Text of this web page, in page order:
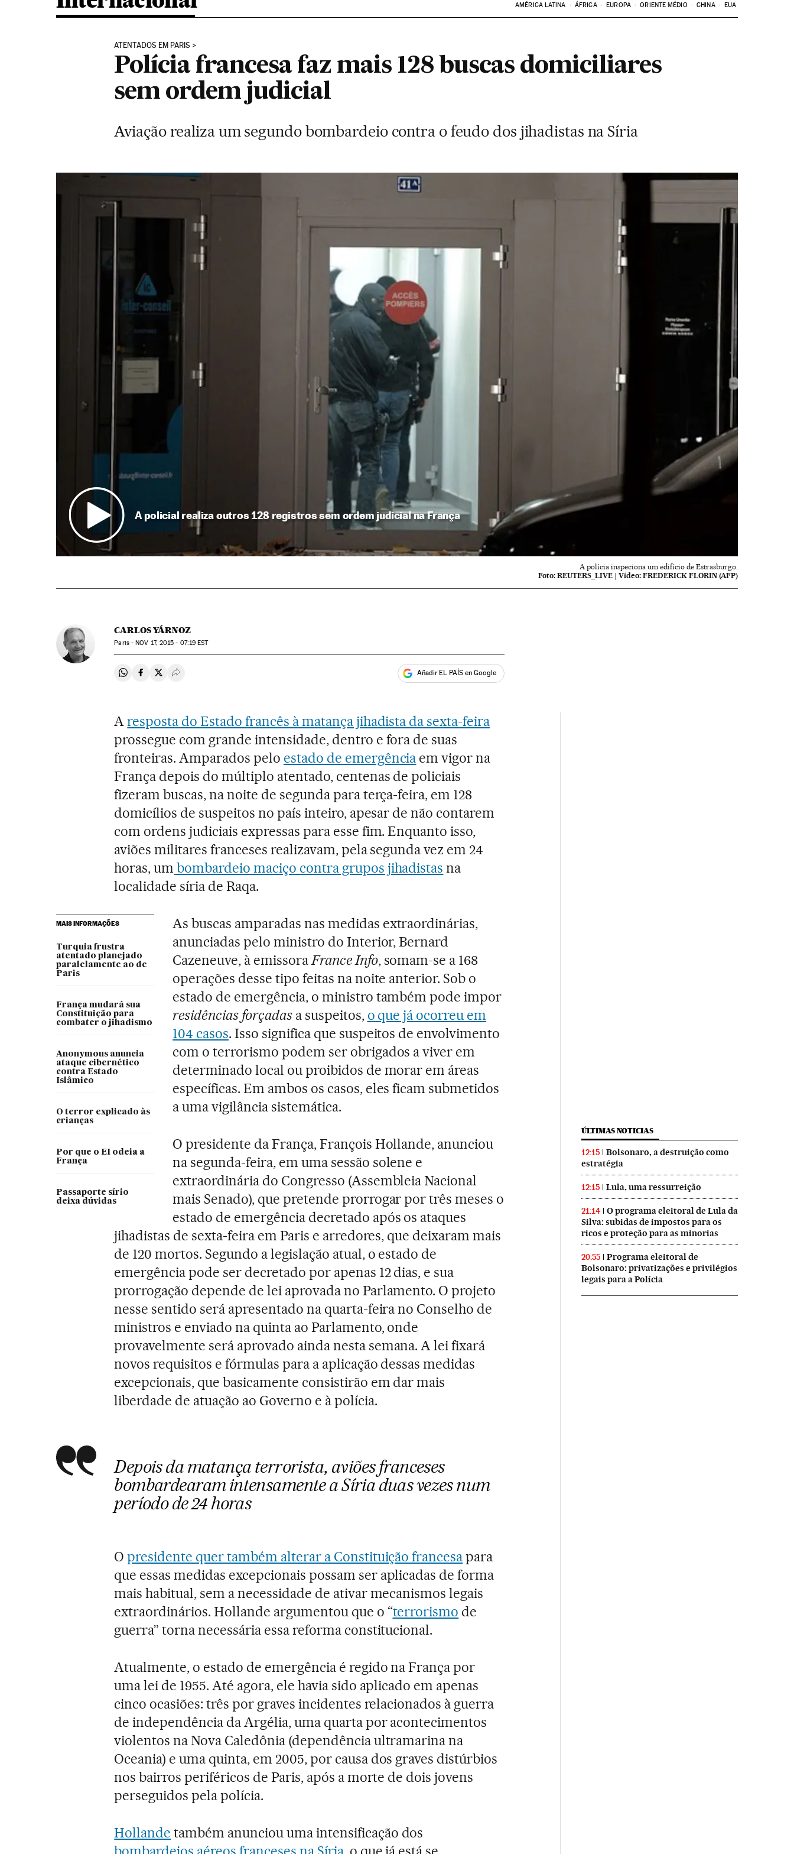
AMÉRICA LATINA ÁFRICA EUROPA ORIENTE MÉDIO CHINA EUA
ATENTADOS EM PARIS
Polícia francesa faz mais 128 buscas domiciliares
sem ordem judicial
Aviação realiza um segundo bombardeio contra o feudo dos jihadistas na Síria
A policial realiza outros 128 registros sem ordem judicial na França
A polícia inspeciona um edifício de Estrasburgo.
Foto: REUTERS_LIVE |Vídeo: FREDERICK FLORIN (AFP)
CARLOS YÁRNOZ
Paris -NOV 17, 2015 - 07:19 EST
Compartir en Whatsapp
Compartir en Facebook
Compartir en Twitter
Desplegar Redes Sociales Añadir EL PAÍS en Google
Aresposta do Estado francês à matança jihadista da sexta-feira
prossegue com grande intensidade, dentro e fora de suas
fronteiras. Amparados pelo estado de emergência em vigor na
França depois do múltiplo atentado, centenas de policiais
fizeram buscas, na noite de segunda para terça-feira, em 128
domicílios de suspeitos no país inteiro, apesar de não contarem
com ordens judiciais expressas para esse fim. Enquanto isso,
aviões militares franceses realizavam, pela segunda vez em 24
horas, um bombardeio maciço contra grupos jihadistas na
localidade síria de Raqa.
MAIS INFORMAÇÕES
Turquia frustra
atentado planejado
paralelamente ao de
Paris
França mudará sua
Constituição para
combater o jihadismo
Anonymous anuncia
ataque cibernético
contra Estado
Islâmico
O terror explicado às
crianças
Por que o EI odeia a
França
Passaporte sírio
deixa dúvidas
As buscas amparadas nas medidas extraordinárias,
anunciadas pelo ministro do Interior, Bernard
Cazeneuve, à emissoraFrance Info, somam-se a 168
operações desse tipo feitas na noite anterior. Sob o
estado de emergência, o ministro também pode impor
residências forçadasa suspeitos, o que já ocorreu em
104 casos. Isso significa que suspeitos de envolvimento
com o terrorismo podem ser obrigados a viver em
determinado local ou proibidos de morar em áreas
específicas. Em ambos os casos, eles ficam submetidos
a uma vigilância sistemática.
O presidente da França, François Hollande, anunciou
na segunda-feira, em uma sessão solene e
extraordinária do Congresso (Assembleia Nacional
mais Senado), que pretende prorrogar por três meses o
estado de emergência decretado após os ataques
jihadistas de sexta-feira em Paris e arredores, que deixaram mais
de 120 mortos. Segundo a legislação atual, o estado de
emergência pode ser decretado por apenas 12 dias, e sua
prorrogação depende de lei aprovada no Parlamento. O projeto
nesse sentido será apresentado na quarta-feira no Conselho de
ministros e enviado na quinta ao Parlamento, onde
provavelmente será aprovado ainda nesta semana. A lei fixará
novos requisitos e fórmulas para a aplicação dessas medidas
excepcionais, que basicamente consistirão em dar mais
liberdade de atuação ao Governo e à polícia.
Depois da matança terrorista, aviões franceses
bombardearam intensamente a Síria duas vezes num
período de 24 horas
Opresidente quer também alterar a Constituição francesapara
que essas medidas excepcionais possam ser aplicadas de forma
mais habitual, sem a necessidade de ativar mecanismos legais
extraordinários. Hollande argumentou que o “terrorismo de
guerra” torna necessária essa reforma constitucional.
Atualmente, o estado de emergência é regido na França por
uma lei de 1955. Até agora, ele havia sido aplicado em apenas
cinco ocasiões: três por graves incidentes relacionados à guerra
de independência da Argélia, uma quarta por acontecimentos
violentos na Nova Caledônia (dependência ultramarina na
Oceania) e uma quinta, em 2005, por causa dos graves distúrbios
nos bairros periféricos de Paris, após a morte de dois jovens
perseguidos pela polícia.
Hollande também anunciou uma intensificação dos
ÚLTIMAS NOTICIAS
12:15
Bolsonaro, a destruição como
estratégia
12:15 Lula, uma ressurreição
21:14
O programa eleitoral de Lula da
Silva: subidas de impostos para os
ricos e proteção para as minorias
20:55
Programa eleitoral de
Bolsonaro: privatizações e privilégios
legais para a Polícia